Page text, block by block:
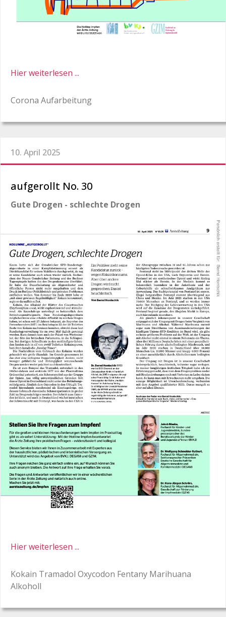
Hier weiterlesen ...
Corona Aufarbeitung
10. April 2025
aufgerollt No. 30
Gute Drogen - schlechte Drogen
Hier weiterlesen ...
Kokain Tramadol Oxycodon Fentany Marihuana
Alkoholl